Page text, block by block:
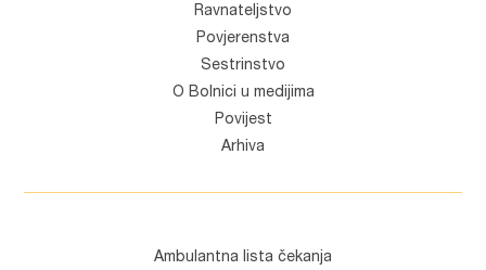
Ravnateljstvo
Povjerenstva
Sestrinstvo
O Bolnici u medijima
Povijest
Arhiva
Ambulantna lista čekanja